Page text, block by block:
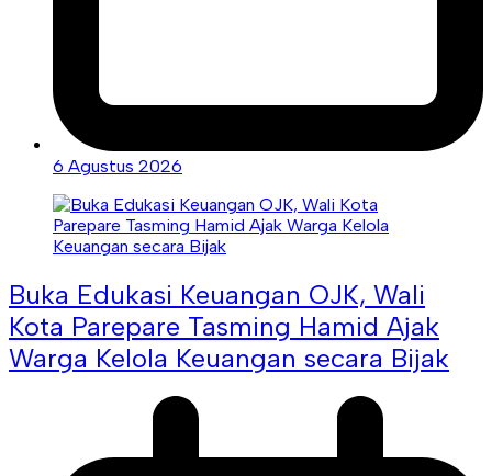
6 Agustus 2026
Buka Edukasi Keuangan OJK, Wali
Kota Parepare Tasming Hamid Ajak
Warga Kelola Keuangan secara Bijak